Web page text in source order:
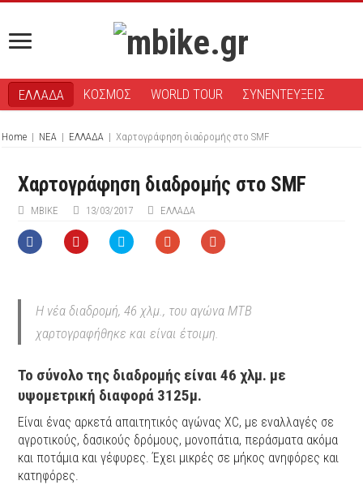
ΕΛΛΑΔΑ ΚΟΣΜΟΣ WORLD TOUR ΣΥΝΕΝΤΕΥΞΕΙΣ
Home | ΝΕΑ | ΕΛΛΑΔΑ | Χαρτογράφηση διαδρομής στο SMF
Χαρτογράφηση διαδρομής στο SMF
ΜΒIKE 13/03/2017 ΕΛΛΑΔΑ
Η νέα διαδρομή, 46 χλμ., του αγώνα ΜΤΒ
χαρτογραφήθηκε και είναι έτοιμη.
Το σύνολο της διαδρομής είναι 46 χλμ. με
υψομετρική διαφορά 3125μ.
Είναι ένας αρκετά απαιτητικός αγώνας XC, με εναλλαγές σε
αγροτικούς, δασικούς δρόμους, μονοπάτια, περάσματα ακόμα
και ποτάμια και γέφυρες. Έχει μικρές σε μήκος ανηφόρες και
κατηφόρες.